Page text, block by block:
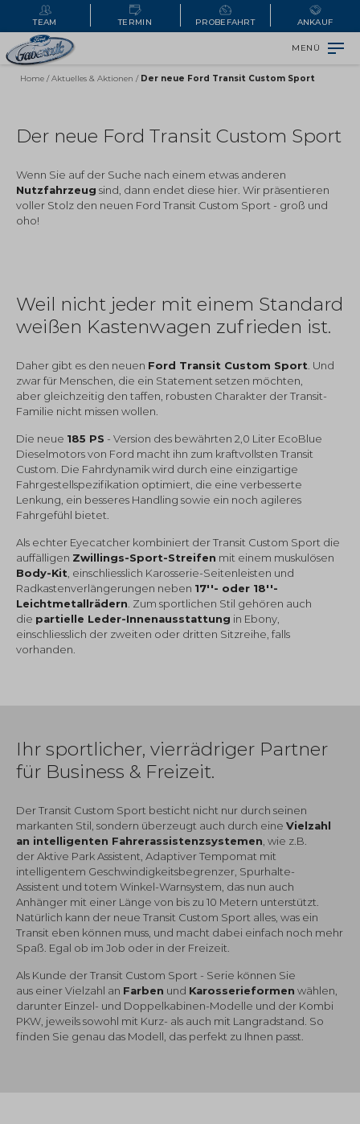
TEAM TERMIN PROBEFAHRT ANKAUF
MENÜ
Home /Aktuelles & Aktionen / Der neue Ford Transit Custom Sport
Der neue Ford Transit Custom Sport
Wenn Sie auf der Suche nach einem etwas anderen
Nutzfahrzeug sind, dann endet diese hier. Wir präsentieren
voller Stolz den neuen Ford Transit Custom Sport - groß und
oho!
Weil nicht jeder mit einem Standard
weißen Kastenwagen zufrieden ist.
Daher gibt es den neuen Ford Transit Custom Sport . Und
zwar für Menschen, die ein Statement setzen möchten,
aber gleichzeitig den taffen, robusten Charakter der Transit-
Familie nicht missen wollen.
Die neue 185 PS - Version des bewährten 2,0 Liter EcoBlue
Dieselmotors von Ford macht ihn zum kraftvollsten Transit
Custom. Die Fahrdynamik wird durch eine einzigartige
Fahrgestellspezifikation optimiert, die eine verbesserte
Lenkung, ein besseres Handling sowie ein noch agileres
Fahrgefühl bietet.
Als echter Eyecatcher kombiniert der Transit Custom Sport die
auffälligen Zwillings-Sport-Streifen mit einem muskulösen
Body-Kit , einschliesslich Karosserie-Seitenleisten und
Radkastenverlängerungen neben 17''- oder 18''-
Leichtmetallrädern . Zum sportlichen Stil gehören auch
die partielle Leder-Innenausstattung in Ebony,
einschliesslich der zweiten oder dritten Sitzreihe, falls
vorhanden.
Ihr sportlicher, vierrädriger Partner
für Business & Freizeit.
Der Transit Custom Sport besticht nicht nur durch seinen
markanten Stil, sondern überzeugt auch durch eine Vielzahl
an intelligenten Fahrerassistenzsystemen , wie z.B.
der Aktive Park Assistent, Adaptiver Tempomat mit
intelligentem Geschwindigkeitsbegrenzer, Spurhalte-
Assistent und totem Winkel-Warnsystem, das nun auch
Anhänger mit einer Länge von bis zu 10 Metern unterstützt.
Natürlich kann der neue Transit Custom Sport alles, was ein
Transit eben können muss, und macht dabei einfach noch mehr
Spaß. Egal ob im Job oder in der Freizeit.
Als Kunde der Transit Custom Sport - Serie können Sie
aus einer Vielzahl an Farben und Karosserieformen wählen,
darunter Einzel- und Doppelkabinen-Modelle und der Kombi
PKW, jeweils sowohl mit Kurz- als auch mit Langradstand. So
finden Sie genau das Modell, das perfekt zu Ihnen passt.